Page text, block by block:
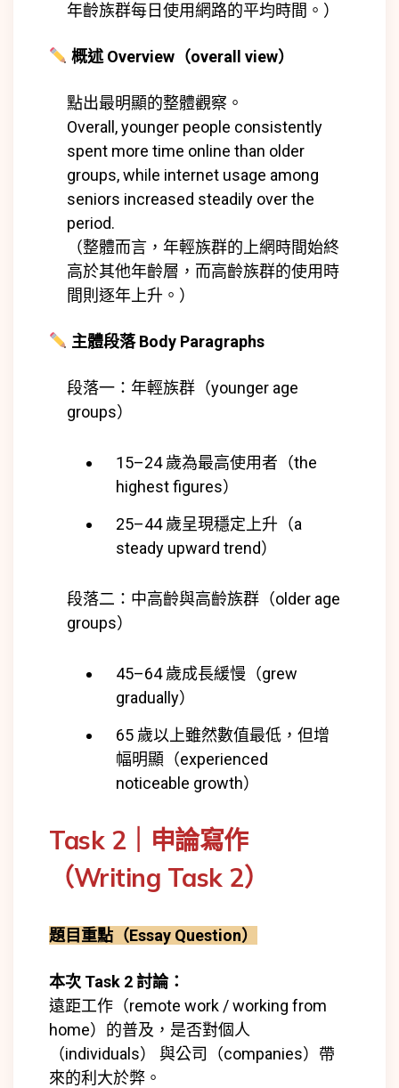
年齡族群每日使用網路的平均時間。）
概述 Overview（overall view）
點出最明顯的整體觀察。
Overall, younger people consistently
spent more time online than older
groups, while internet usage among
seniors increased steadily over the
period.
（整體而言，年輕族群的上網時間始終
高於其他年齡層，而高齡族群的使用時
間則逐年上升。）
主體段落 Body Paragraphs
段落一：年輕族群（younger age
groups）
15–24 歲為最高使用者（the
highest figures）
25–44 歲呈現穩定上升（a
steady upward trend）
段落二：中高齡與高齡族群（older age
groups）
45–64 歲成長緩慢（grew
gradually）
65 歲以上雖然數值最低，但增
幅明顯（experienced
noticeable growth）
Task 2｜申論寫作
（Writing Task 2）
題目重點（Essay Question）
本次 Task 2 討論：
遠距工作（remote work / working from
home）的普及，是否對個人
（individuals） 與公司（companies）帶
來的利大於弊。